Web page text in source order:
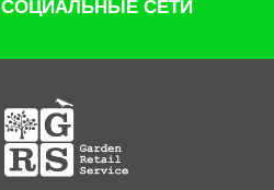
СОЦИАЛЬНЫЕ СЕТИ